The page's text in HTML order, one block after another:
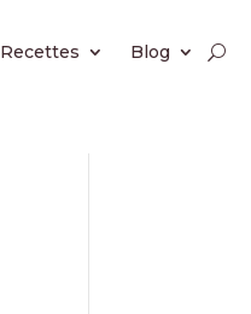
Recettes Blog